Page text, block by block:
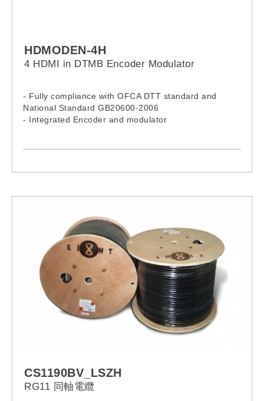
HDMODEN-4H
4 HDMI in DTMB Encoder Modulator
- Fully compliance with OFCA DTT standard and
National Standard GB20600-2006
- Integrated Encoder and modulator
CS1190BV_LSZH
RG11 同軸電纜